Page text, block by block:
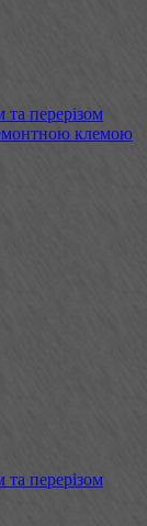
перерізом
клемою
перерізом